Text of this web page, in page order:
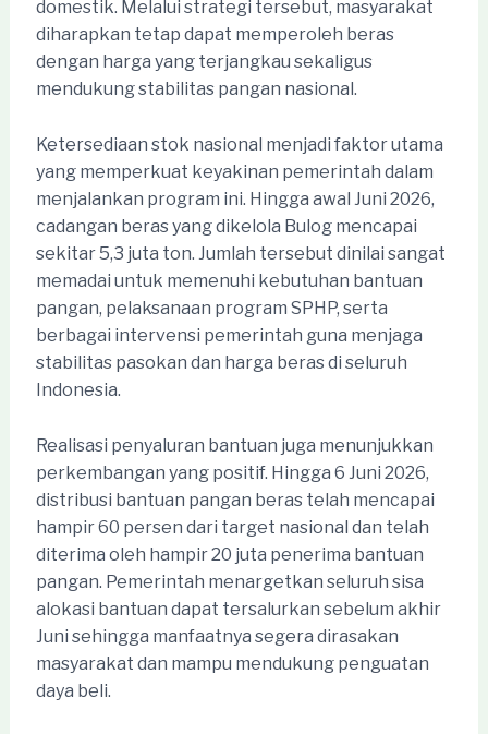
domestik. Melalui strategi tersebut, masyarakat
diharapkan tetap dapat memperoleh beras
dengan harga yang terjangkau sekaligus
mendukung stabilitas pangan nasional.
Ketersediaan stok nasional menjadi faktor utama
yang memperkuat keyakinan pemerintah dalam
menjalankan program ini. Hingga awal Juni 2026,
cadangan beras yang dikelola Bulog mencapai
sekitar 5,3 juta ton. Jumlah tersebut dinilai sangat
memadai untuk memenuhi kebutuhan bantuan
pangan, pelaksanaan program SPHP, serta
berbagai intervensi pemerintah guna menjaga
stabilitas pasokan dan harga beras di seluruh
Indonesia.
Realisasi penyaluran bantuan juga menunjukkan
perkembangan yang positif. Hingga 6 Juni 2026,
distribusi bantuan pangan beras telah mencapai
hampir 60 persen dari target nasional dan telah
diterima oleh hampir 20 juta penerima bantuan
pangan. Pemerintah menargetkan seluruh sisa
alokasi bantuan dapat tersalurkan sebelum akhir
Juni sehingga manfaatnya segera dirasakan
masyarakat dan mampu mendukung penguatan
daya beli.